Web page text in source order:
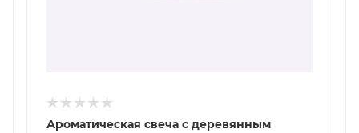
Ароматическая свеча с деревянным